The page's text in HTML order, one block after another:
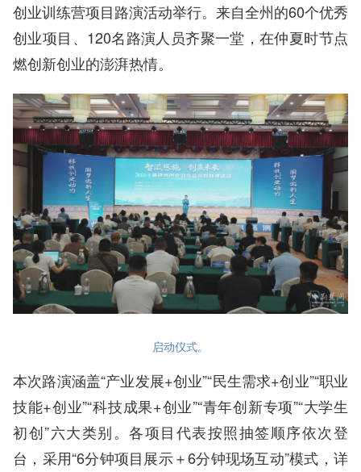
创业训练营项目路演活动举行。来自全州的60个优秀
创业项目、120名路演人员齐聚一堂，在仲夏时节点
燃创新创业的澎湃热情。
启动仪式。
本次路演涵盖“产业发展+创业”“民生需求+创业”“职业
技能+创业”“科技成果+创业”“青年创新专项”“大学生
初创”六大类别。各项目代表按照抽签顺序依次登
台，采用“6分钟项目展示＋6分钟现场互动”模式，详